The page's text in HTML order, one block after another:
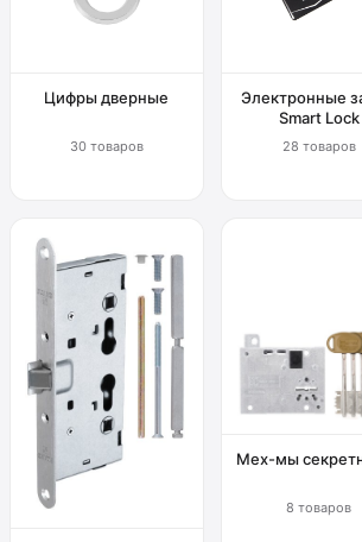
Цифры дверные
30 товаров
Электронные
Smart Lock
28 товаров
Мех-мы
8 товаров